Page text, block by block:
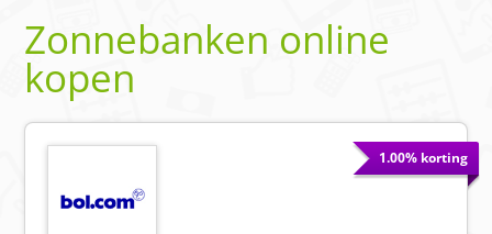
Zonnebanken online
kopen
1.00% korting